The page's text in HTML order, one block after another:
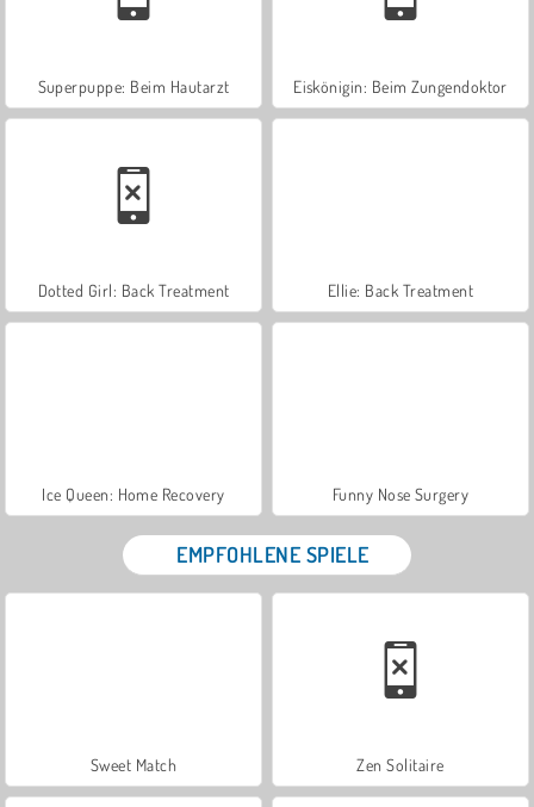
Superpuppe: Beim Hautarzt Eiskönigin: Beim Zungendoktor
Dotted Girl: Back Treatment Ellie: Back Treatment
Ice Queen: Home Recovery Funny Nose Surgery
EMPFOHLENE SPIELE
Sweet Match Zen Solitaire